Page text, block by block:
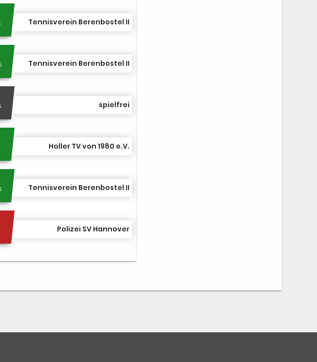
Tennisverein Berenbostel II
Tennisverein Berenbostel II
spielfrei
Holler TV von 1980 e.V.
Tennisverein Berenbostel II
Polizei SV Hannover